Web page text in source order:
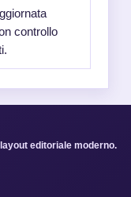
controllo
editoriale moderno.